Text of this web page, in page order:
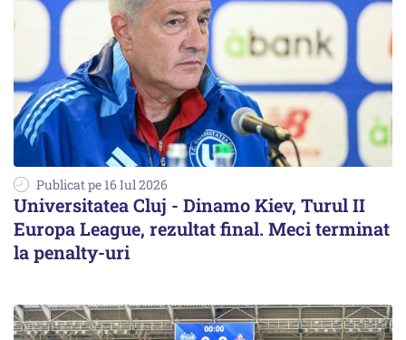
Publicat pe 16 Iul 2026
Universitatea Cluj - Dinamo Kiev, Turul II
Europa League, rezultat final. Meci terminat
la penalty-uri